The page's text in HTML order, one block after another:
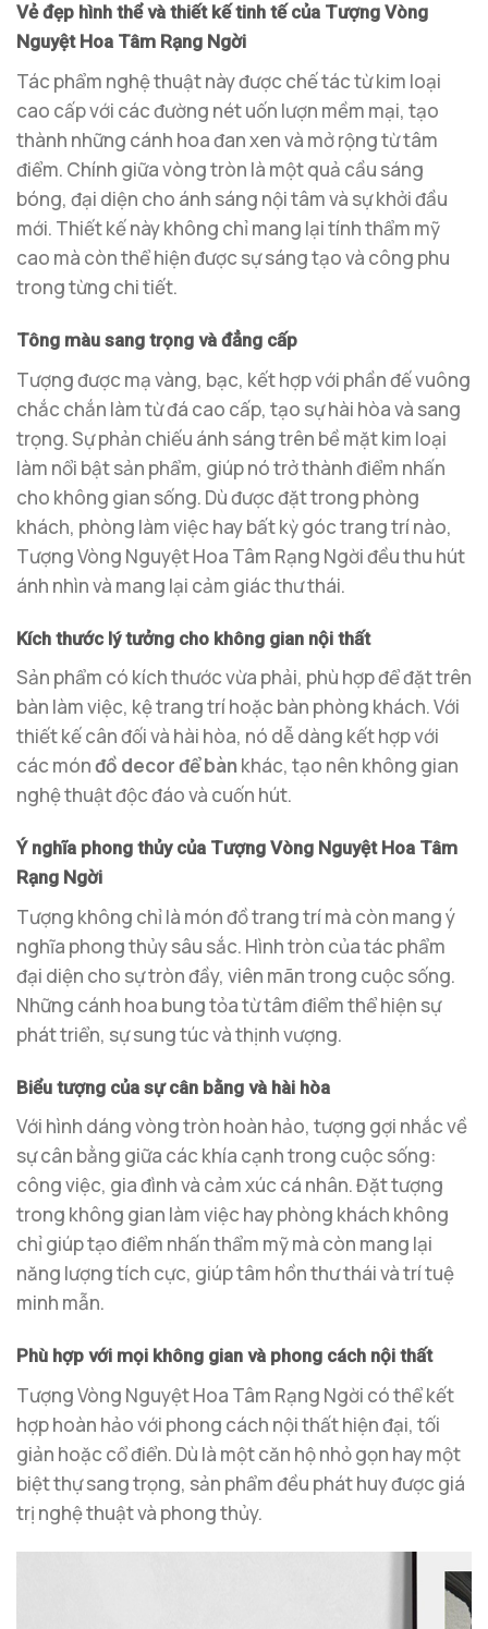
Vẻ đẹp hình thể và thiết kế tinh tế của Tượng Vòng
Nguyệt Hoa Tâm Rạng Ngời
Tác phẩm nghệ thuật này được chế tác từ kim loại
cao cấp với các đường nét uốn lượn mềm mại, tạo
thành những cánh hoa đan xen và mở rộng từ tâm
điểm. Chính giữa vòng tròn là một quả cầu sáng
bóng, đại diện cho ánh sáng nội tâm và sự khởi đầu
mới. Thiết kế này không chỉ mang lại tính thẩm mỹ
cao mà còn thể hiện được sự sáng tạo và công phu
trong từng chi tiết.
Tông màu sang trọng và đẳng cấp
Tượng được mạ vàng, bạc, kết hợp với phần đế vuông
chắc chắn làm từ đá cao cấp, tạo sự hài hòa và sang
trọng. Sự phản chiếu ánh sáng trên bề mặt kim loại
làm nổi bật sản phẩm, giúp nó trở thành điểm nhấn
cho không gian sống. Dù được đặt trong phòng
khách, phòng làm việc hay bất kỳ góc trang trí nào,
Tượng Vòng Nguyệt Hoa Tâm Rạng Ngời đều thu hút
ánh nhìn và mang lại cảm giác thư thái.
Kích thước lý tưởng cho không gian nội thất
Sản phẩm có kích thước vừa phải, phù hợp để đặt trên
bàn làm việc, kệ trang trí hoặc bàn phòng khách. Với
thiết kế cân đối và hài hòa, nó dễ dàng kết hợp với
các mónđồ decor để bànkhác, tạo nên không gian
nghệ thuật độc đáo và cuốn hút.
Ý nghĩa phong thủy của Tượng Vòng Nguyệt Hoa Tâm
Rạng Ngời
Tượng không chỉ là món đồ trang trí mà còn mang ý
nghĩa phong thủy sâu sắc. Hình tròn của tác phẩm
đại diện cho sự tròn đầy, viên mãn trong cuộc sống.
Những cánh hoa bung tỏa từ tâm điểm thể hiện sự
phát triển, sự sung túc và thịnh vượng.
Biểu tượng của sự cân bằng và hài hòa
Với hình dáng vòng tròn hoàn hảo, tượng gợi nhắc về
sự cân bằng giữa các khía cạnh trong cuộc sống:
công việc, gia đình và cảm xúc cá nhân. Đặt tượng
trong không gian làm việc hay phòng khách không
chỉ giúp tạo điểm nhấn thẩm mỹ mà còn mang lại
năng lượng tích cực, giúp tâm hồn thư thái và trí tuệ
minh mẫn.
Phù hợp với mọi không gian và phong cách nội thất
Tượng Vòng Nguyệt Hoa Tâm Rạng Ngời có thể kết
hợp hoàn hảo với phong cách nội thất hiện đại, tối
giản hoặc cổ điển. Dù là một căn hộ nhỏ gọn hay một
biệt thự sang trọng, sản phẩm đều phát huy được giá
trị nghệ thuật và phong thủy.